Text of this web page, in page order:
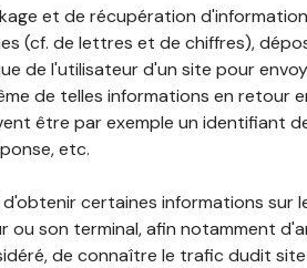
et de récupération
(cf. de lettres et de chiffres),
de l'utilisateur d'un site pour
de telles informations en retour
être par exemple un identifiant
etc.
certaines informations sur
ou son terminal, afin notamment
de connaître le trafic dudit